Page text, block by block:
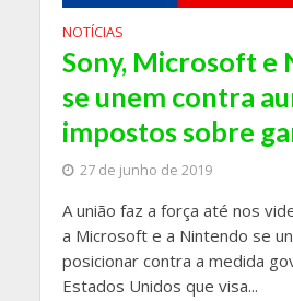
NOTÍCIAS
Sony, Microsoft e
se unem contra
impostos sobre
27 de junho de 2019
A união faz a força até nos
a Microsoft e a Nintendo se
posicionar contra a medida
Estados Unidos que visa...